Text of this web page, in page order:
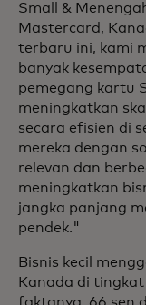
Small &
Mastercard,
terbaru ini, kami
banyak
pemegang kartu
meningkatkan
secara efisien di
mereka dengan
relevan dan
meningkatkan
jangka panjang
pendek."
Bisnis kecil
Kanada di